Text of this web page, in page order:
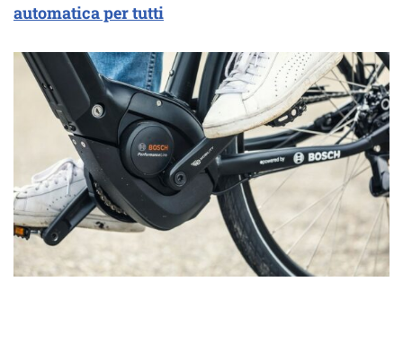
automatica per tutti